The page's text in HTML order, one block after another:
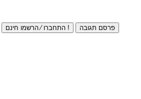
התחברו ⁄ הרשמו חינם ! פרסם תגובה